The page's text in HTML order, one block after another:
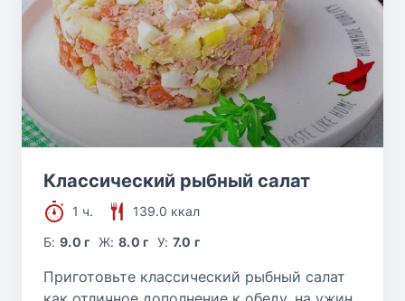
Классический рыбный салат
1 ч.
139.0 ккал
Б:9.0 г Ж: 8.0 г У: 7.0 г
Приготовьте классический рыбный салат